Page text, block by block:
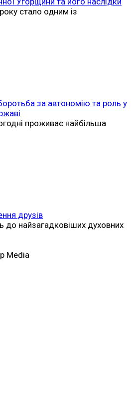
стало одним із
за автономію та роль у
проживає найбільша
друзів
до найзагадковіших духовних
Media